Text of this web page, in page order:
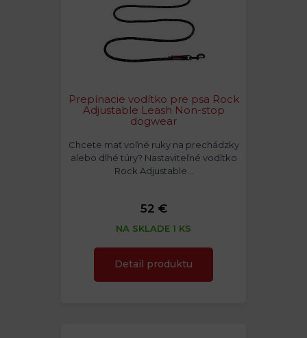
Prepínacie vodítko pre psa Rock
Adjustable Leash Non-stop
dogwear
Chcete mať voľné ruky na prechádzky
alebo dlhé túry? Nastaviteľné vodítko
Rock Adjustable…
52 €
NA SKLADE 1 KS
Detail produktu